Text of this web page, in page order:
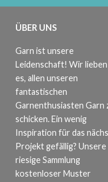
ÜBER UNS
Garn ist unsere
Leidenschaft! Wir lieben
es, allen unseren
fantastischen
Garnenthusiasten Garn
schicken. Ein wenig
Inspiration für das
Projekt gefällig? Unsere
riesige Sammlung
kostenloser Muster